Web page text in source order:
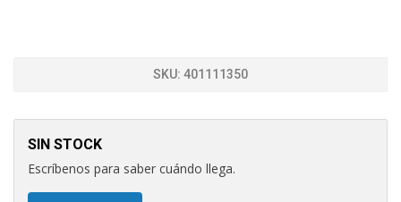
SKU: 401111350
SIN STOCK
Escríbenos para saber cuándo llega.